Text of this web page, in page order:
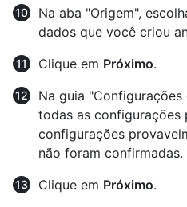
Na aba "Origem",
dados que você criou
Clique em Próximo.
Na guia "Configurações
todas as configurações
configurações
não foram confirmadas.
Clique em Próximo.